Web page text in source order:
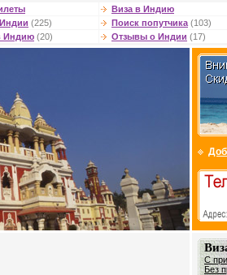
Виза в Индию
(225) Поиск попутчика (103)
Индию (20) Отзывы о Индии (17)
С
Без